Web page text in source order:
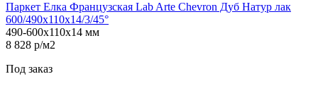
Паркет Елка Французская Lab Arte Chevron Дуб Натур лак
600/490х110х14/3/45°
490-600х110х14 мм
8 828 р/м2
Под заказ